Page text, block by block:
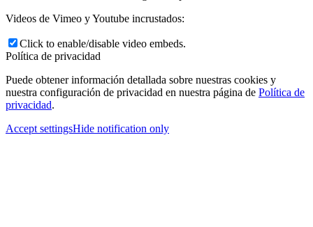
Videos de Vimeo y Youtube incrustados:
Click to enable/disable video embeds.
Política de privacidad
Puede obtener información detallada sobre nuestras cookies y
nuestra configuración de privacidad en nuestra página de Política de
privacidad.
Accept settingsHide notification only